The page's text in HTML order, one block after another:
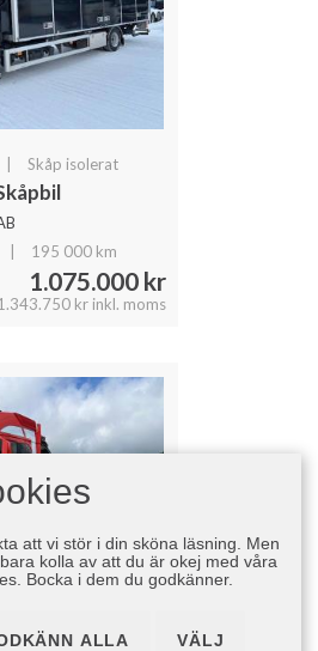
Skåp isolerat
195 000 km
1.075.000 kr
kr inkl. moms
Kran
att vi stör i din sköna läsning. Men
kolla av att du är okej med våra
Bocka i dem du godkänner.
ALLA VÄLJ